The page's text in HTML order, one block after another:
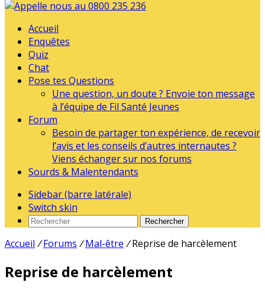
Accueil
Enquêtes
Quiz
Chat
Pose tes Questions
Une question, un doute ? Envoie ton message
à l’équipe de Fil Santé Jeunes
Forum
Besoin de partager ton expérience, de recevoir
l’avis et les conseils d’autres internautes ?
Viens échanger sur nos forums
Sourds & Malentendants
Sidebar (barre latérale)
Switch skin
Rechercher
Accueil / Forums / Mal-être / Reprise de harcèlement
Reprise de harcèlement